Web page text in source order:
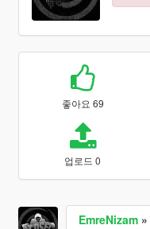
좋아요 69
업로드 0
EmreNizam»